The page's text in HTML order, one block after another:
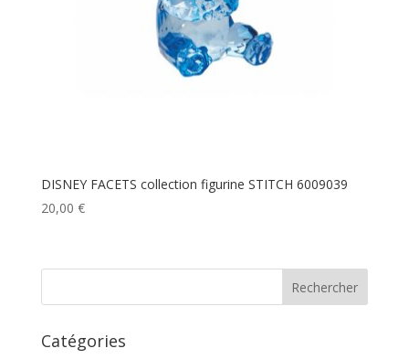
DISNEY FACETS collection figurine STITCH 6009039
20,00 €
Catégories